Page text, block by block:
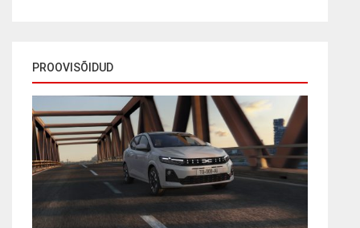
PROOVISÕIDUD